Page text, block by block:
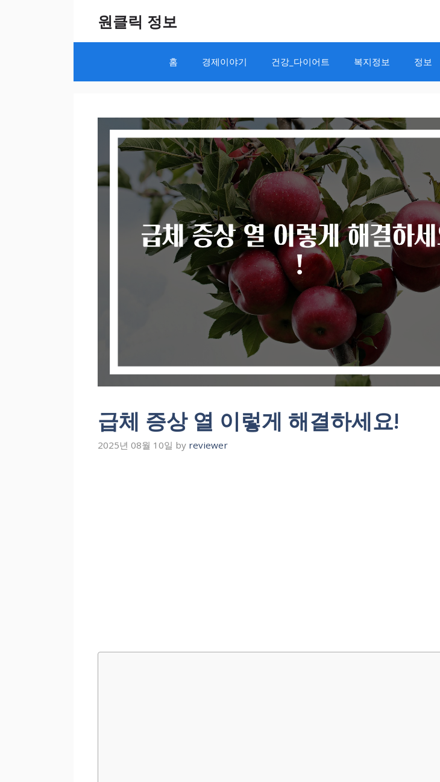
원클릭 정보
홈 경제이야기 건강_다이어트 복지정보 정보
급체 증상 열 이렇게 해결하세요!
2025년 08월 10일 by reviewer